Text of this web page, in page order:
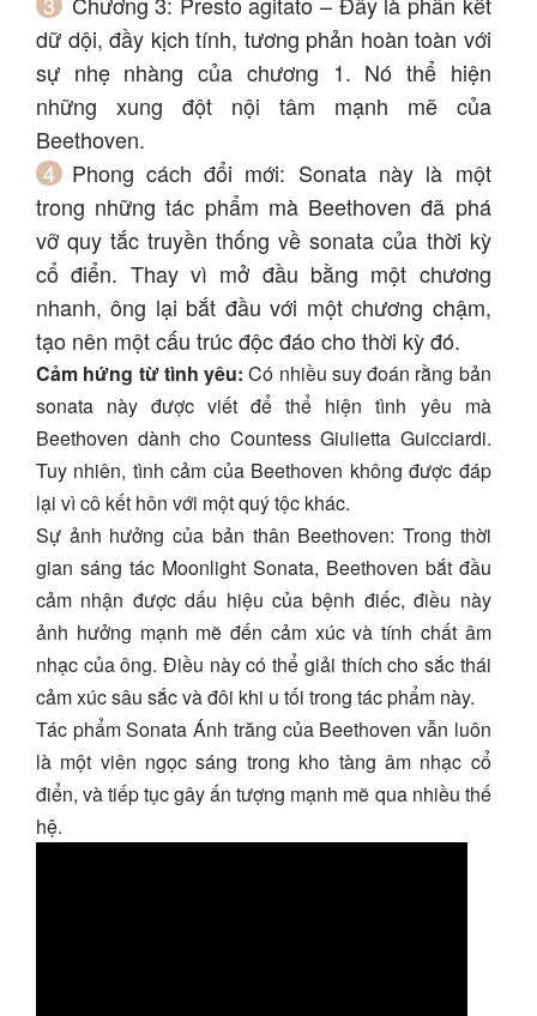
dữ dội, đầy kịch tính, tương phản hoàn toàn với
sự nhẹ nhàng của chương 1. Nó thể hiện
những xung đột nội tâm mạnh mẽ của
Beethoven.
Phong cách đổi mới: Sonata này là một
trong những tác phẩm mà Beethoven đã phá
vỡ quy tắc truyền thống về sonata của thời kỳ
cổ điển. Thay vì mở đầu bằng một chương
nhanh, ông lại bắt đầu với một chương chậm,
tạo nên một cấu trúc độc đáo cho thời kỳ đó.
Cảm hứng từ tình yêu: Có nhiều suy đoán rằng bản
sonata này được viết để thể hiện tình yêu mà
Beethoven dành cho Countess Giulietta Guicciardi.
Tuy nhiên, tình cảm của Beethoven không được đáp
lại vì cô kết hôn với một quý tộc khác.
Sự ảnh hưởng của bản thân Beethoven: Trong thời
gian sáng tác Moonlight Sonata, Beethoven bắt đầu
cảm nhận được dấu hiệu của bệnh điếc, điều này
ảnh hưởng mạnh mẽ đến cảm xúc và tính chất âm
nhạc của ông. Điều này có thể giải thích cho sắc thái
cảm xúc sâu sắc và đôi khi u tối trong tác phẩm này.
Tác phẩm Sonata Ánh trăng của Beethoven vẫn luôn
là một viên ngọc sáng trong kho tàng âm nhạc cổ
điển, và tiếp tục gây ấn tượng mạnh mẽ qua nhiều thế
hệ.